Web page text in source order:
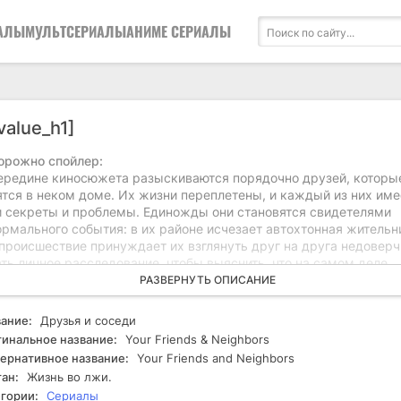
МУЛЬТСЕРИАЛЫАНИМЕ СЕРИАЛЫ
спойлер:
киносюжета разыскиваются порядочно друзей,
в неком доме. Их жизни переплетены, и каждый из них
секреты и проблемы. Единожды они становятся свидетелями
события: в их районе исчезает автохтонная
принуждает их взглянуть друг на друга
личное расследование, чтобы выяснить, что на самом деле
Товарищи начинают собирать информацию, опрашивают
и пытаются понять, кто мог быть замешан в исчезновении.
из них сталкивается с собственными страхами и покидает
своих отношений, что приводит к неожиданным открытиям.
следствия некоторые из них начинают сомневаться в друг
напряжение. Непредсказуемые повороты событий
и они оказываются на грани конфликта. Летопись
РАЗВЕРНУТЬ ОПИСАНИЕ
Друзья и соседи
название:
Your Friends & Neighbors
название:
Your Friends and Neighbors
Жизнь во лжи.
Сериалы